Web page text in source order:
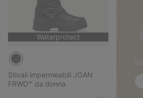
Waterprotect
Stivali impermeabili JOAN
FRWD™ da donna